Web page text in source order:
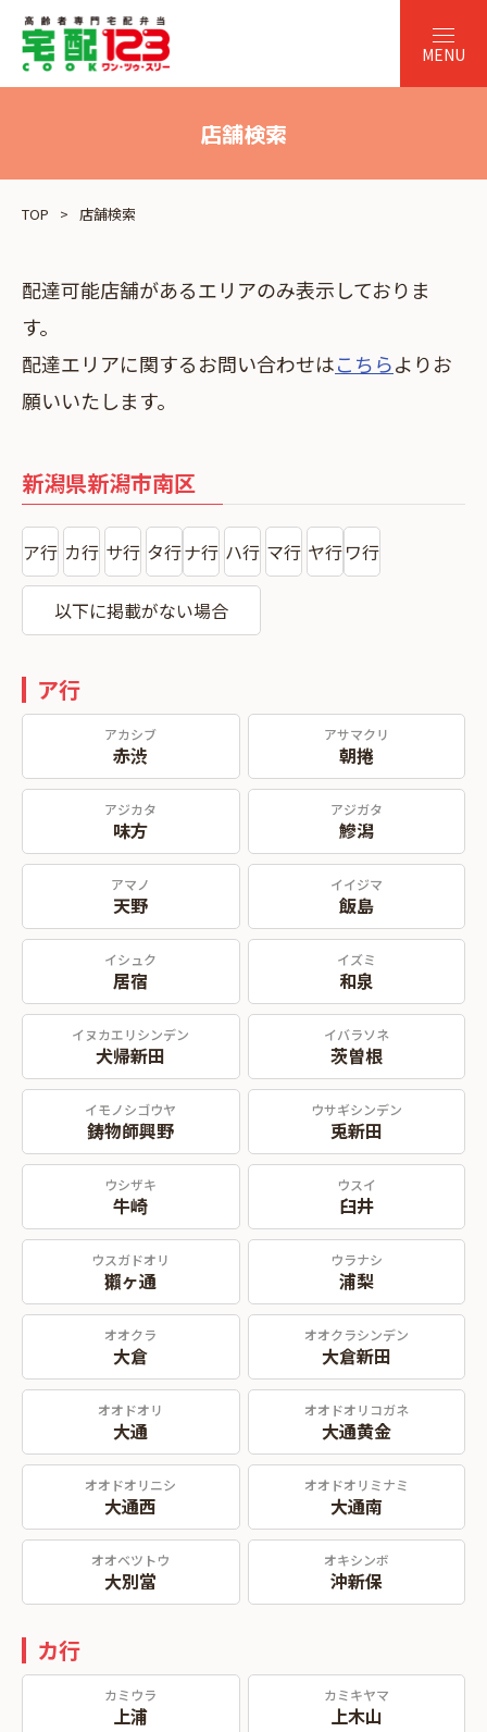
店舗検索
TOP 店舗検索
配達可能店舗があるエリアのみ表示しておりま
す。
配達エリアに関するお問い合わせはこちらよりお
願いいたします。
新潟県新潟市南区
ア行 カ行 サ行 タ行ナ行 ハ行 マ行 ヤ行ワ行
以下に掲載がない場合
ア行
アカシブ
赤渋
アサマクリ
朝捲
アジカタ
味方
アジガタ
鰺潟
アマノ
天野
イイジマ
飯島
イシュク
居宿
イズミ
和泉
イヌカエリシンデン
犬帰新田
イバラソネ
茨曽根
イモノシゴウヤ
鋳物師興野
ウサギシンデン
兎新田
ウシザキ
牛崎
ウスイ
臼井
ウスガドオリ
獺ヶ通
ウラナシ
浦梨
オオクラ
大倉
オオクラシンデン
大倉新田
オオドオリ
大通
オオドオリコガネ
大通黄金
オオドオリニシ
大通西
オオドオリミナミ
大通南
オオベツトウ
大別當
オキシンボ
沖新保
カ行
カミウラ
上浦
カミキヤマ
上木山